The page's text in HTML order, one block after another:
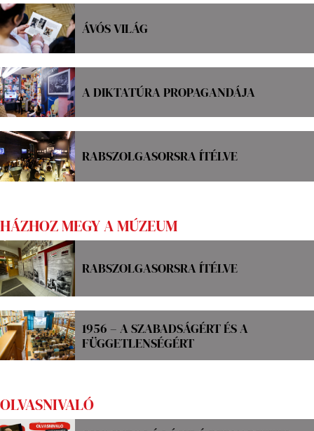
ÁVÓS VILÁG
A DIKTATÚRA PROPAGANDÁJA
RABSZOLGASORSRA ÍTÉLVE
HÁZHOZ MEGY A MÚZEUM
RABSZOLGASORSRA ÍTÉLVE
1956 – A SZABADSÁGÉRT ÉS A
FÜGGETLENSÉGÉRT
OLVASNIVALÓ